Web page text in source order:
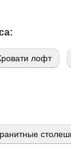
лофт